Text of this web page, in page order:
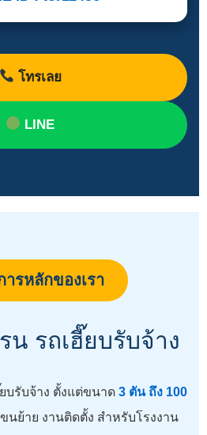
โทรเลย
LINE
ารหลักของเรา
น รถเฮี๊ยบรับจ้าง
บรับจ้าง ตั้งแต่ขนาด 3 ตัน ถึง 100
นย้าย งานติดตั้ง สำหรับโรงงาน